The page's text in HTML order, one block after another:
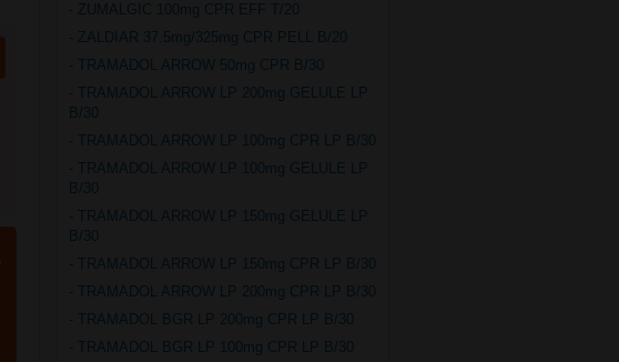
- ZUMALGIC 100mg CPR EFF T/20
- ZALDIAR 37.5mg/325mg CPR PELL B/20
- TRAMADOL ARROW 50mg CPR B/30
- TRAMADOL ARROW LP 200mg GELULE LP
B/30
- TRAMADOL ARROW LP 100mg CPR LP B/30
- TRAMADOL ARROW LP 100mg GELULE LP
B/30
- TRAMADOL ARROW LP 150mg GELULE LP
B/30
- TRAMADOL ARROW LP 150mg CPR LP B/30
- TRAMADOL ARROW LP 200mg CPR LP B/30
- TRAMADOL BGR LP 200mg CPR LP B/30
- TRAMADOL BGR LP 100mg CPR LP B/30